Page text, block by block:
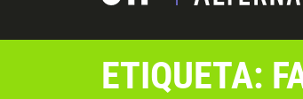
ETIQUETA: